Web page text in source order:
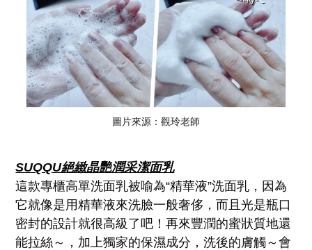
圖片來源：觀玲老師
SUQQU絕緻晶艷潤采潔面乳
這款專櫃高單洗面乳被喻為“精華液”洗面乳，因為
它就像是用精華液來洗臉一般奢侈，而且光是瓶口
密封的設計就很高級了吧！再來豐潤的蜜狀質地還
能拉絲～，加上獨家的保濕成分，洗後的膚觸～會